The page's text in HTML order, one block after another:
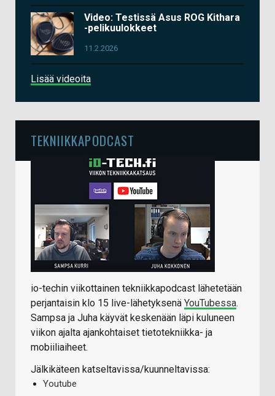
Video: Testissä Asus ROG Kithara
-pelikuulokkeet
11.2.2026
Lisää videoita
TEKNIIKKAPODCAST
io-techin viikottainen tekniikkapodcast lähetetään
perjantaisin klo 15 live-lähetyksenä YouTubessa.
Sampsa ja Juha käyvät keskenään läpi kuluneen
viikon ajalta ajankohtaiset tietotekniikka- ja
mobiiliaiheet.
Jälkikäteen katseltavissa/kuunneltavissa:
Youtube